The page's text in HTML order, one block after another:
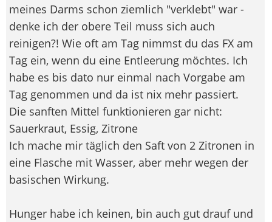
meines Darms schon ziemlich "verklebt" war -
denke ich der obere Teil muss sich auch
reinigen?! Wie oft am Tag nimmst du das FX am
Tag ein, wenn du eine Entleerung möchtes. Ich
habe es bis dato nur einmal nach Vorgabe am
Tag genommen und da ist nix mehr passiert.
Die sanften Mittel funktionieren gar nicht:
Sauerkraut, Essig, Zitrone
Ich mache mir täglich den Saft von 2 Zitronen in
eine Flasche mit Wasser, aber mehr wegen der
basischen Wirkung.
Hunger habe ich keinen, bin auch gut drauf und